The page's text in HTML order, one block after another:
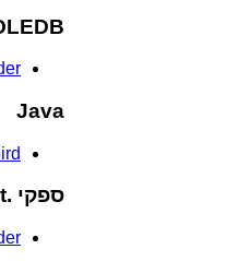
Java
ספקי .Net